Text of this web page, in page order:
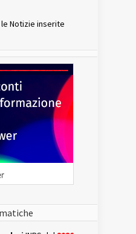
Notizie inserite